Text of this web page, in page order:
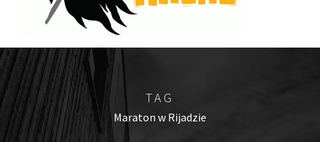
TAG
Maraton w Rijadzie